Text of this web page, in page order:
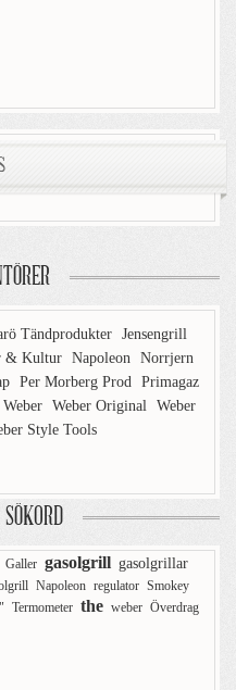
Tändprodukter Jensengrill
& Kultur Napoleon Norrjern
Per Morberg Prod Primagaz
Weber Weber Original Weber
Style Tools
Galler gasolgrill gasolgrillar
Napoleon regulator Smokey
Termometer the weber Överdrag